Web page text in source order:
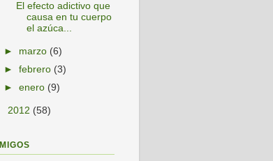
El efecto adictivo que
causa en tu cuerpo
el azúca...
► marzo (6)
►febrero (3)
►enero (9)
2012 (58)